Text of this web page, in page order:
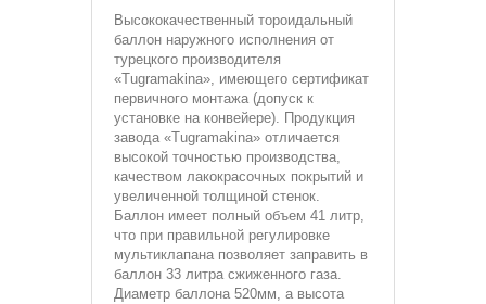
Высококачественный тороидальный
баллон наружного исполнения от
турецкого производителя
«Tugramakina», имеющего сертификат
первичного монтажа (допуск к
установке на конвейере). Продукция
завода «Tugramakina» отличается
высокой точностью производства,
качеством лакокрасочных покрытий и
увеличенной толщиной стенок.
Баллон имеет полный объем 41 литр,
что при правильной регулировке
мультиклапана позволяет заправить в
баллон 33 литра сжиженного газа.
Диаметр баллона 520мм, а высота